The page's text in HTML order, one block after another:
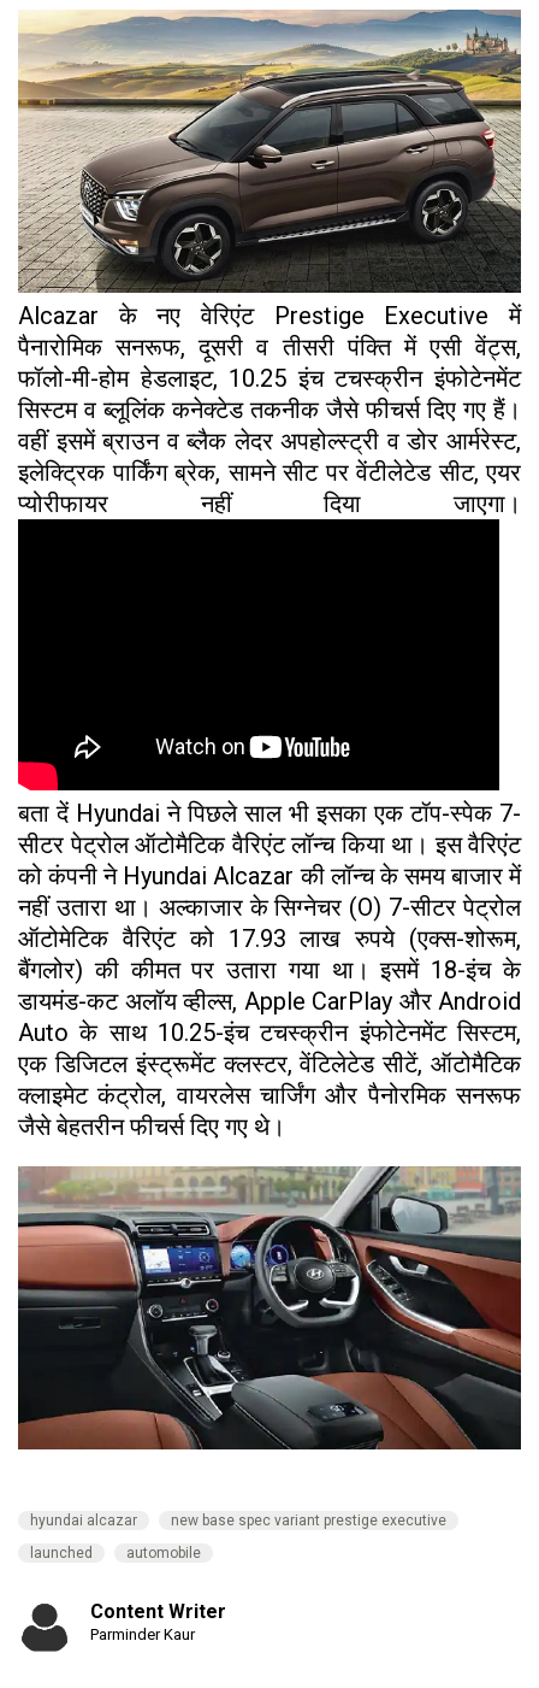
Alcazar के नए वेरिएंट Prestige Executive में
पैनारोमिक सनरूफ, दूसरी व तीसरी पंक्ति में एसी वेंट्स,
फॉलो-मी-होम हेडलाइट, 10.25 इंच टचस्क्रीन इंफोटेनमेंट
सिस्टम व ब्लूलिंक कनेक्टेड तकनीक जैसे फीचर्स दिए गए हैं।
वहीं इसमें ब्राउन व ब्लैक लेदर अपहोल्स्ट्री व डोर आर्मरेस्ट,
इलेक्ट्रिक पार्किंग ब्रेक, सामने सीट पर वेंटीलेटेड सीट, एयर
प्योरीफायर नहीं दिया जाएगा।
बता दें Hyundai ने पिछले साल भी इसका एक टॉप-स्पेक 7-
सीटर पेट्रोल ऑटोमैटिक वैरिएंट लॉन्च किया था। इस वैरिएंट
को कंपनी ने Hyundai Alcazar की लॉन्च के समय बाजार में
नहीं उतारा था। अल्काजार के सिग्नेचर (O) 7-सीटर पेट्रोल
ऑटोमेटिक वैरिएंट को 17.93 लाख रुपये (एक्स-शोरूम,
बैंगलोर) की कीमत पर उतारा गया था। इसमें 18-इंच के
डायमंड-कट अलॉय व्हील्स, Apple CarPlay और Android
Auto के साथ 10.25-इंच टचस्क्रीन इंफोटेनमेंट सिस्टम,
एक डिजिटल इंस्ट्रूमेंट क्लस्टर, वेंटिलेटेड सीटें, ऑटोमैटिक
क्लाइमेट कंट्रोल, वायरलेस चार्जिंग और पैनोरमिक सनरूफ
जैसे बेहतरीन फीचर्स दिए गए थे।
hyundai alcazar
new base spec variant prestige executive
launched
automobile
Content Writer
Parminder Kaur